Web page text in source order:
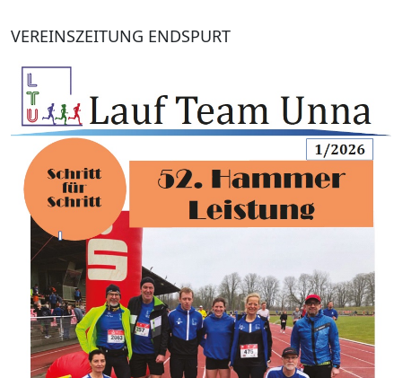
VEREINSZEITUNG ENDSPURT